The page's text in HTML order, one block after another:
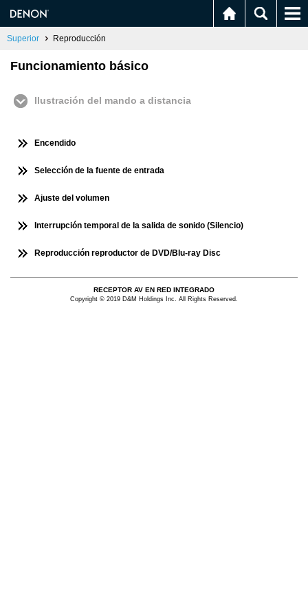
Superior Reproducción
Funcionamiento básico
Ilustración del mando a distancia
Encendido
Selección de la fuente de entrada
Ajuste del volumen
Interrupción temporal de la salida de sonido (Silencio)
Reproducción reproductor de DVD/Blu-ray Disc
RECEPTOR AV EN RED INTEGRADO
Copyright © 2019 D&M Holdings Inc. All Rights Reserved.